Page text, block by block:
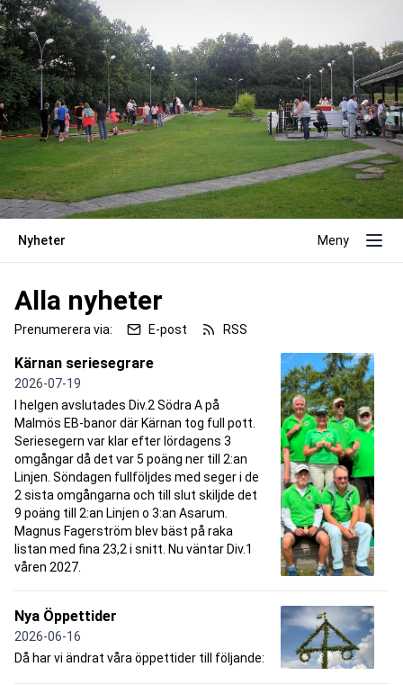
Nyheter Meny
Alla nyheter
Prenumerera via: E-post RSS
Kärnan seriesegrare
2026-07-19
I helgen avslutades Div.2 Södra A på
Malmös EB-banor där Kärnan tog full pott.
Seriesegern var klar efter lördagens 3
omgångar då det var 5 poäng ner till 2:an
Linjen. Söndagen fullföljdes med seger i de
2 sista omgångarna och till slut skiljde det
9 poäng till 2:an Linjen o 3:an Asarum.
Magnus Fagerström blev bäst på raka
listan med fina 23,2 i snitt. Nu väntar Div.1
våren 2027.
Nya Öppettider
2026-06-16
Då har vi ändrat våra öppettider till följande: